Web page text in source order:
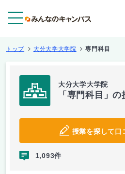
トップ 大分大学大学院 専門科目
大分大学大学院
「専門科目」
授業を探して口
1,093件